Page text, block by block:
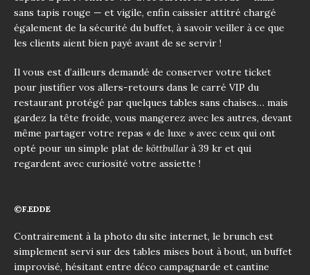
sans tapis rouge — et vigile, enfin caissier attitré chargé
également de la sécurité du buffet, à savoir veiller à ce que
les clients aient bien payé avant de se servir !
Il vous est d’ailleurs demandé de conserver votre ticket
pour justifier vos allers-retours dans le carré VIP du
restaurant protégé par quelques tables sans chaises… mais
gardez la tête froide, vous mangerez avec les autres, devant
même partager votre repas « de luxe » avec ceux qui ont
opté pour un simple plat de köttbullarà 39 kr et qui
regardent avec curiosité votre assiette !
©F.EDDE
Contrairement à la photo du site internet, le brunch est
simplement servi sur des tables mises bout à bout, un buffet
improvisé, hésitant entre déco campagnarde et cantine